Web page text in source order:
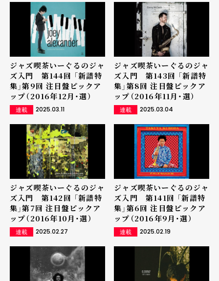
ジャズ喫茶いーぐるのジャ
ズ入門 第144回 「新譜特
集」第9回 注目盤ピックア
ップ（2016年12月・選）
連載 2025.03.11
ジャズ喫茶いーぐるのジャ
ズ入門 第143回 「新譜特
集」第8回 注目盤ピックア
ップ（2016年11月・選）
連載 2025.03.04
ジャズ喫茶いーぐるのジャ
ズ入門 第142回 「新譜特
集」第7回 注目盤ピックア
ップ（2016年10月・選）
連載 2025.02.27
ジャズ喫茶いーぐるのジャ
ズ入門 第141回 「新譜特
集」第6回 注目盤ピックア
ップ（2016年9月・選）
連載 2025.02.19